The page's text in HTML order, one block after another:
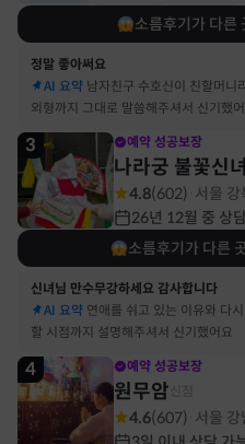
소름후기가 다른
정말 좋아써요
AI 요약 남자친구 수호신이 친할머니
외형까지 그대로 말씀해주셔서 신기했
3 예약 성공보장
나라궁 불꽃신녀
4.8(602) 서울 강
26년 12월 중 상
소름후기가 다른
신녀님 만수무강하세요 감사합니다
AI 요약 연애를 쉬고 있는 이유와 다
할 시점까지 설명해주셔서 신기했어요
4 예약 성공보장
원무암
4.6(607) 서울 강